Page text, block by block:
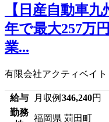
【日産自動車
年で最大257万
業...
有限会社アクティベイト
給与 月収例 346,240円
勤務
福岡県 苅田町